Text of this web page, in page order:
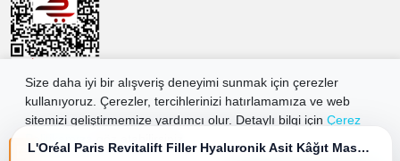
L'Oréal Paris Revitalift Filler Hyaluronik Asit Kâğıt Maske 28 g
Size daha iyi bir alışveriş deneyimi sunmak için çerezler
kullanıyoruz. Çerezler, tercihlerinizi hatırlamamıza ve web
sitemizi geliştirmemize yardımcı olur. Detaylı bilgi için Çerez
Hemen Üye Olun ...ve 100 ₺ değerinde indirim kuponu kazanın
Üye Ol